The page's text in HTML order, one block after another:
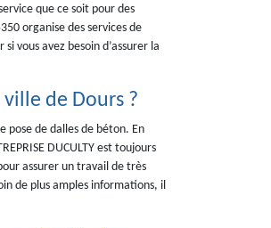
que ce soit pour des
organise des services de
vous avez besoin d’assurer la
de Dours ?
pose de dalles de béton. En
DUCULTY est toujours
assurer un travail de très
de plus amples informations, il